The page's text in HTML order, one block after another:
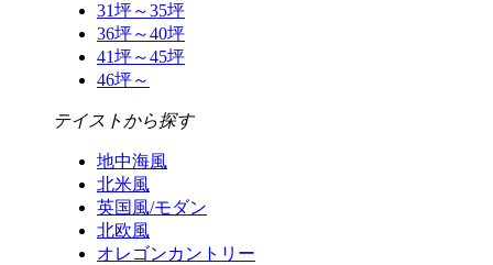
31坪～35坪
36坪～40坪
41坪～45坪
46坪～
テイストから探す
地中海風
北米風
英国風/モダン
北欧風
オレゴンカントリー